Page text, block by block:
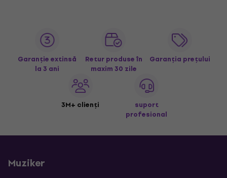
Garanție extinsă
la 3 ani
Retur produse în
maxim 30 zile
Garanția prețului
3M+ clienți
suport
profesional
Muziker